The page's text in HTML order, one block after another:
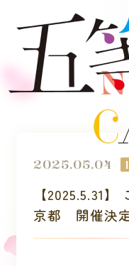
2025.05.04
【2025.5.31
京都 開催決